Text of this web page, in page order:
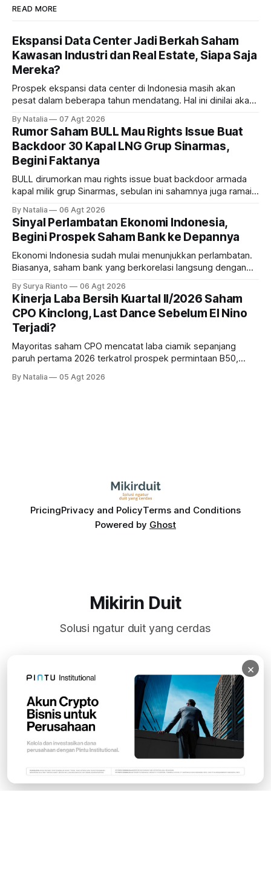
READ MORE
Ekspansi Data Center Jadi Berkah Saham
Kawasan Industri dan Real Estate, Siapa Saja
Mereka?
Prospek ekspansi data center di Indonesia masih akan
pesat dalam beberapa tahun mendatang. Hal ini dinilai akan
estate, ada siapa saja mereka?
By Natalia 07 Agt 2026
Rumor Saham BULL Mau Rights Issue Buat
Backdoor 30 Kapal LNG Grup Sinarmas,
Begini Faktanya
BULL dirumorkan mau rights issue buat backdoor armada
kapal milik grup Sinarmas, sebulan ini sahamnya juga ramai
masih menarik dilirik?
By Natalia 06 Agt 2026
Sinyal Perlambatan Ekonomi Indonesia,
Begini Prospek Saham Bank ke Depannya
Ekonomi Indonesia sudah mulai menunjukkan perlambatan.
Biasanya, saham bank yang berkorelasi langsung dengan
bank ke depannya?
By Surya Rianto 06 Agt 2026
Kinerja Laba Bersih Kuartal II/2026 Saham
CPO Kinclong, Last Dance Sebelum El Nino
Terjadi?
Mayoritas saham CPO mencatat laba ciamik sepanjang
paruh pertama 2026 terkatrol prospek permintaan B50,
diprediksi semakin terlihat mendekati 2027. Kira-kira gimana
By Natalia 05 Agt 2026
PricingPrivacy and PolicyTerms and Conditions
Powered by Ghost
Mikirin Duit
Solusi ngatur duit yang cerdas
Subscribe
×